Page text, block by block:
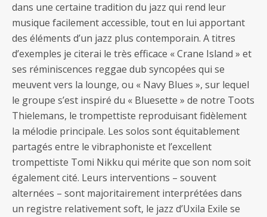
dans une certaine tradition du jazz qui rend leur
musique facilement accessible, tout en lui apportant
des éléments d’un jazz plus contemporain. A titres
d’exemples je citerai le très efficace « Crane Island » et
ses réminiscences reggae dub syncopées qui se
meuvent vers la lounge, ou « Navy Blues », sur lequel
le groupe s’est inspiré du « Bluesette » de notre Toots
Thielemans, le trompettiste reproduisant fidèlement
la mélodie principale. Les solos sont équitablement
partagés entre le vibraphoniste et l’excellent
trompettiste Tomi Nikku qui mérite que son nom soit
également cité. Leurs interventions – souvent
alternées – sont majoritairement interprétées dans
un registre relativement soft, le jazz d’Uxila Exile se